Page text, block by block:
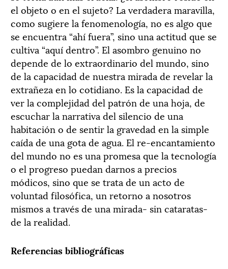
el objeto o en el sujeto? La verdadera maravilla,
como sugiere la fenomenología, no es algo que
se encuentra “ahí fuera”, sino una actitud que se
cultiva “aquí dentro”. El asombro genuino no
depende de lo extraordinario del mundo, sino
de la capacidad de nuestra mirada de revelar la
extrañeza en lo cotidiano. Es la capacidad de
ver la complejidad del patrón de una hoja, de
escuchar la narrativa del silencio de una
habitación o de sentir la gravedad en la simple
caída de una gota de agua. El re-encantamiento
del mundo no es una promesa que la tecnología
o el progreso puedan darnos a precios
módicos, sino que se trata de un acto de
voluntad filosófica, un retorno a nosotros
mismos a través de una mirada- sin cataratas-
de la realidad.
Referencias bibliográficas